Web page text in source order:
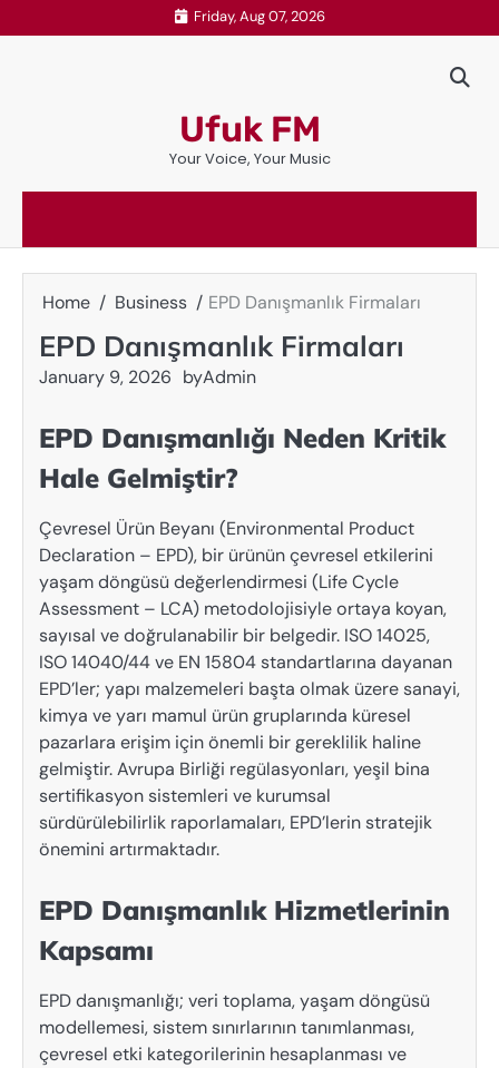
to
Friday, Aug 07, 2026
Ufuk FM
Your Voice, Your Music
Home Business EPD Danışmanlık Firmaları
EPD Danışmanlık Firmaları
January 9, 2026 byAdmin
EPD Danışmanlığı Neden Kritik
Hale Gelmiştir?
Çevresel Ürün Beyanı (Environmental Product
Declaration – EPD), bir ürünün çevresel etkilerini
yaşam döngüsü değerlendirmesi (Life Cycle
Assessment – LCA) metodolojisiyle ortaya koyan,
sayısal ve doğrulanabilir bir belgedir. ISO 14025,
ISO 14040/44 ve EN 15804 standartlarına dayanan
EPD’ler; yapı malzemeleri başta olmak üzere sanayi,
kimya ve yarı mamul ürün gruplarında küresel
pazarlara erişim için önemli bir gereklilik haline
gelmiştir. Avrupa Birliği regülasyonları, yeşil bina
sertifikasyon sistemleri ve kurumsal
sürdürülebilirlik raporlamaları, EPD’lerin stratejik
önemini artırmaktadır.
EPD Danışmanlık Hizmetlerinin
Kapsamı
EPD danışmanlığı; veri toplama, yaşam döngüsü
modellemesi, sistem sınırlarının tanımlanması,
çevresel etki kategorilerinin hesaplanması ve